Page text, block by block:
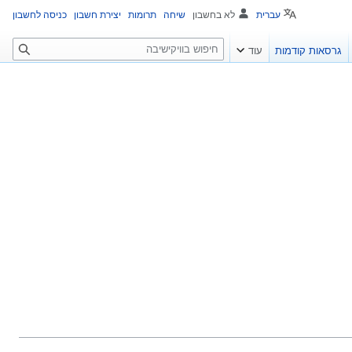
עברית לא בחשבון שיחה תרומות יצירת חשבון כניסה לחשבון
גרסאות קודמות עוד
ח
י